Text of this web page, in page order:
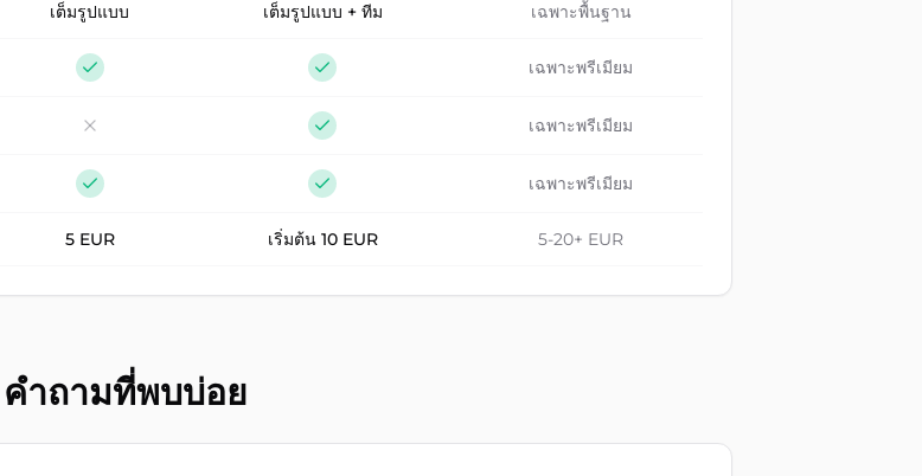
เต็มรูปแบบ เต็มรูปแบบ + ทีม เฉพาะพื้นฐาน
เฉพาะพรีเมียม
เฉพาะพรีเมียม
เฉพาะพรีเมียม
5 EUR เริ่มต้น 10 EUR 5-20+ EUR
คำถามที่พบบ่อย